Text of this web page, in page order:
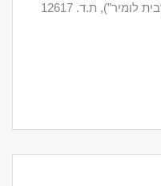
משכית 22, פינת יוחנן הסנדלר 8 (“בית לומיר”), ת.ד. 12617